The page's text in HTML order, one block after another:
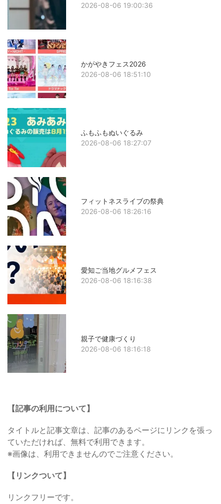
2026-08-06 19:00:36
かがやきフェス2026
2026-08-06 18:51:10
ふもふもぬいぐるみ
2026-08-06 18:27:07
フィットネスライブの祭典
2026-08-06 18:26:16
愛知ご当地グルメフェス
2026-08-06 18:16:38
親子で健康づくり
2026-08-06 18:16:18
【記事の利用について】
タイトルと記事文章は、記事のあるページにリンクを張っ
ていただければ、無料で利用できます。
※画像は、利用できませんのでご注意ください。
【リンクついて】
リンクフリーです。